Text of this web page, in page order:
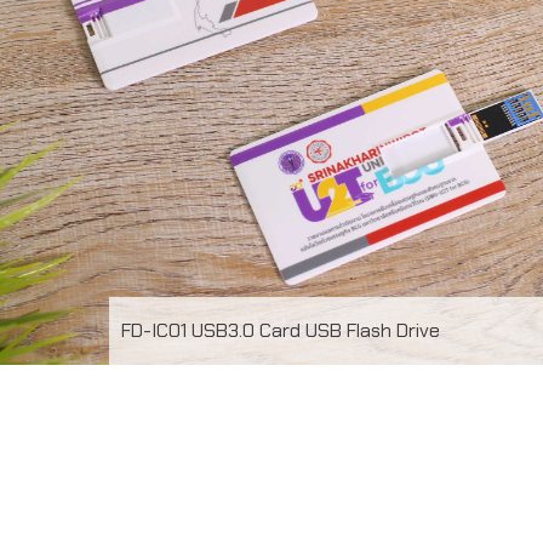
FD-IC01 USB3.0 Card USB Flash Drive